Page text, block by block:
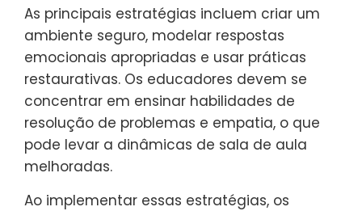
Como os educadores podem
aplicar o No Drama Discipline na
sala de aula?
Os educadores podem aplicar
efetivamente o No Drama Discipline ao
fomentar conexões emocionais e promover
resiliência. Essa abordagem enfatiza a